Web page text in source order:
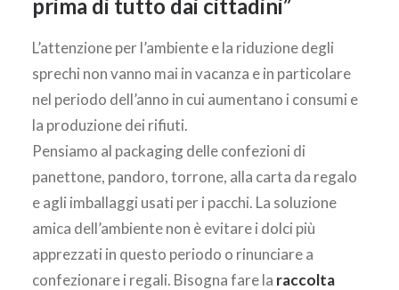
prima di tutto dai cittadini”
L’attenzione per l’ambiente e la riduzione degli
sprechi non vanno mai in vacanza e in particolare
nel periodo dell’anno in cui aumentano i consumi e
la produzione dei rifiuti.
Pensiamo al packaging delle confezioni di
panettone, pandoro, torrone, alla carta da regalo
e agli imballaggi usati per i pacchi. La soluzione
amica dell’ambiente non è evitare i dolci più
apprezzati in questo periodo o rinunciare a
confezionare i regali. Bisogna fare la raccolta